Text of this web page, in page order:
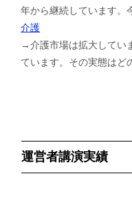
年から継続しています。
介護
→介護市場は拡大してい
ています。その実態はど
運営者講演実績